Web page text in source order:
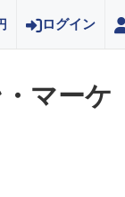
ログイン
マーケ